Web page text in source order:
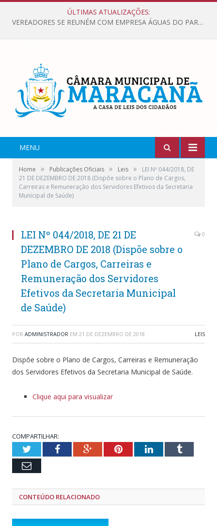
ÚLTIMAS ATUALIZAÇÕES:
VEREADORES SE REUNÉM COM EMPRESA ÁGUAS DO PARÁ, PARA APRESENTAR REIVINDICAÇÕES E MELHORIAS NA QUALIDADE DOS SERVIÇOS OFERECIDOS Á POPULAÇÃO.
MENU
Home » Publicações Oficiais » Leis »
LEI Nº 044/2018, DE
21 DE DEZEMBRO DE 2018 (Dispõe sobre o Plano de Cargos,
Carreiras e Remuneração dos Servidores Efetivos da Secretaria
Municipal de Saúde)
LEI Nº 044/2018, DE 21 DE
DEZEMBRO DE 2018 (Dispõe sobre o
Plano de Cargos, Carreiras e
Remuneração dos Servidores
Efetivos da Secretaria Municipal
de Saúde)
0
POR ADMINISTRADOR EM 21 DE DEZEMBRO DE 2018 LEIS
Dispõe sobre o Plano de Cargos, Carreiras e Remuneração
dos Servidores Efetivos da Secretaria Municipal de Saúde.
Clique aqui para visualizar
COMPARTILHAR:
TwitterFacebookGoogle+PinterestLinkedInTumblr
Email
CONTEÚDO RELACIONADO